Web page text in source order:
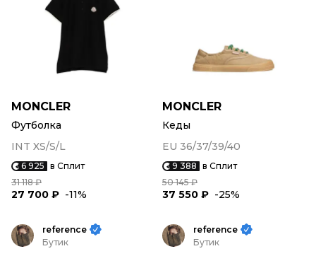
MONCLER
Футболка
INT XS/S/L
6 925 в Сплит
31 118 ₽
27 700 ₽ -11%
MONCLER
Кеды
EU 36/37/39/40
9 388 в Сплит
50 145 ₽
37 550 ₽ -25%
reference
Бутик
reference
Бутик